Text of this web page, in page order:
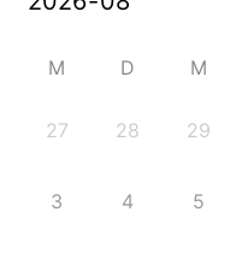
M D M
27 28 29
3 4 5